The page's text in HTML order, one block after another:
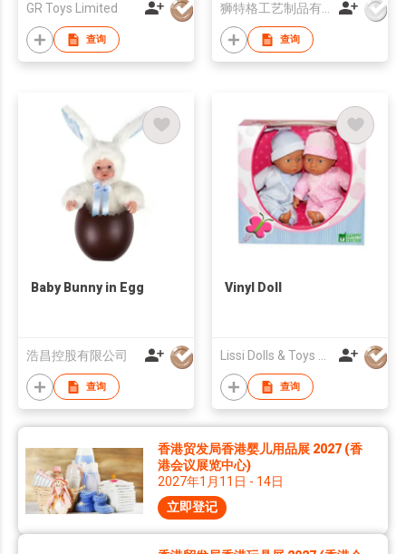
GR Toys Limited
查询 查询
Baby Bunny in Egg
浩昌控股有限公司
查询
Vinyl Doll
Lissi Dolls & Toys HK Ltd
查询
香港贸发局香港婴儿用品展 2027 (香
港会议展览中心)
2027年1月11日 - 14日
立即登记